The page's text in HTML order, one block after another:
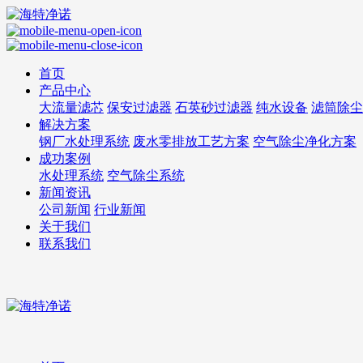
首页
产品中心
大流量滤芯 保安过滤器 石英砂过滤器 纯水设备 滤筒除
解决方案
钢厂水处理系统 废水零排放工艺方案 空气除尘净化方案
成功案例
水处理系统 空气除尘系统
新闻资讯
公司新闻 行业新闻
关于我们
联系我们